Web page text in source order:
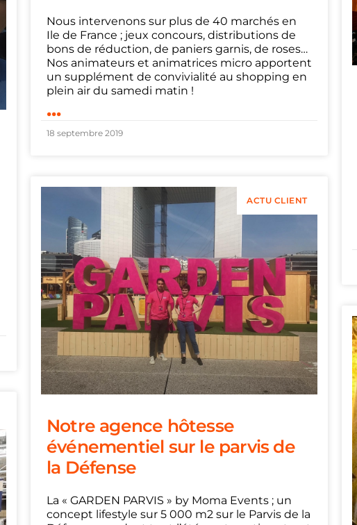
Nous intervenons sur plus de 40 marchés en
Ile de France ; jeux concours, distributions de
bons de réduction, de paniers garnis, de roses…
Nos animateurs et animatrices micro apportent
un supplément de convivialité au shopping en
plein air du samedi matin !
...
18 septembre 2019
ACTU CLIENT
Notre agence hôtesse
événementiel sur le parvis de
la Défense
La « GARDEN PARVIS » by Moma Events ; un
concept lifestyle sur 5 000 m2 sur le Parvis de la